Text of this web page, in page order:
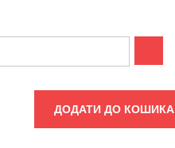
ДОДАТИ ДО КОШИКА